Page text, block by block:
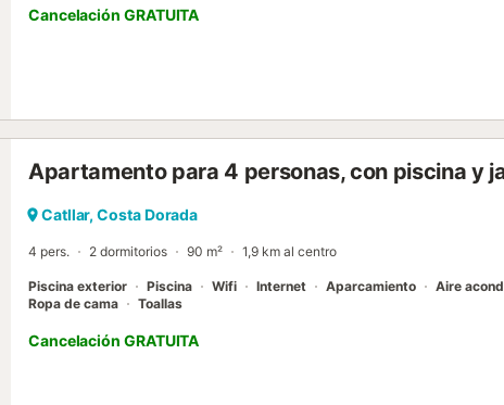
microondas, cafetera eléctrica) con chimenea, mesa de comedor y
superior: 2 dorm., cada habitación con 2 x 2 literas (90 cm, 190
paisaje. El alojamiento dispone de: lavadora, plancha, trona, cuna
Cancelación GRATUITA
Apartamento para 4 personas, con piscina y
Catllar, Costa Dorada
4 pers. 2 dormitorios 90 m² 1,9 km al centro
Piscina exterior Piscina Wifi Internet Aparcamiento Aire
Ropa de cama
Toallas
Cancelación GRATUITA